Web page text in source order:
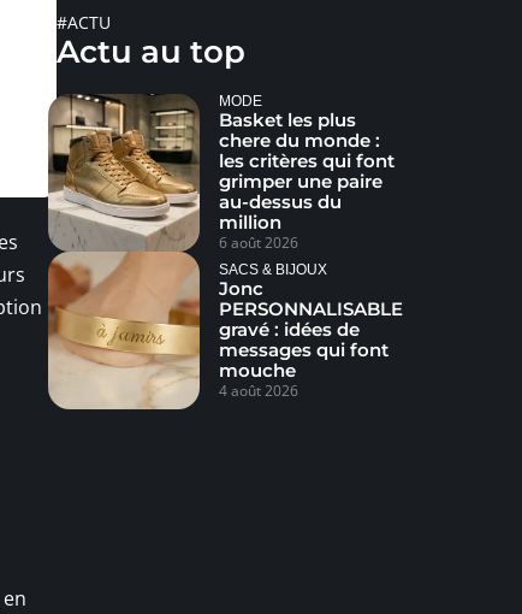
#ACTU
Actu au top
MODE
Basket les plus
chere du monde :
les critères qui font
grimper une paire
au-dessus du
million
6 août 2026
SACS & BIJOUX
Jonc
PERSONNALISABLE
gravé : idées de
messages qui font
mouche
4 août 2026